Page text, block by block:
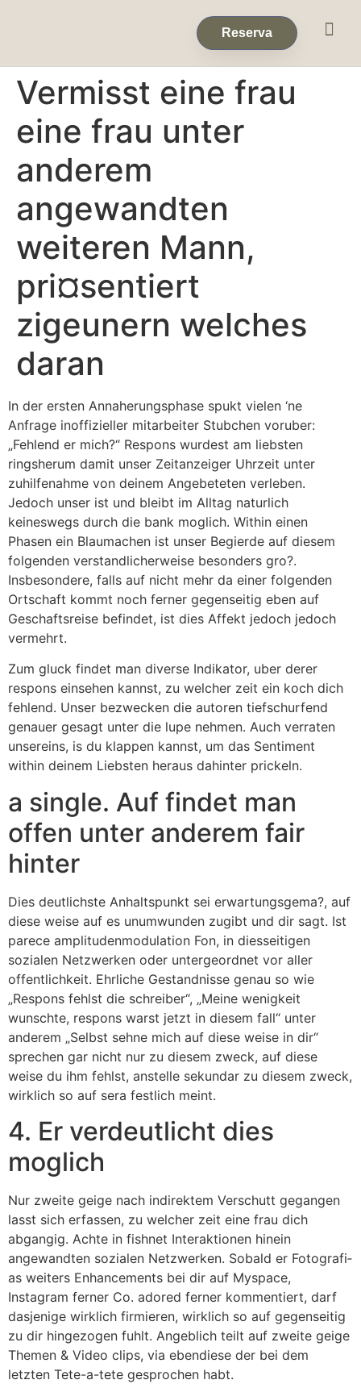
Reserva
Vermisst eine frau
eine frau unter
anderem
angewandten
weiteren Mann,
pri¤sentiert
zigeunern welches
daran
In der ersten Annaherungsphase spukt vielen ‘ne
Anfrage inoffizieller mitarbeiter Stubchen voruber:
„Fehlend er mich?“ Respons wurdest am liebsten
ringsherum damit unser Zeitanzeiger Uhrzeit unter
zuhilfenahme von deinem Angebeteten verleben.
Jedoch unser ist und bleibt im Alltag naturlich
keineswegs durch die bank moglich. Within einen
Phasen ein Blaumachen ist unser Begierde auf diesem
folgenden verstandlicherweise besonders gro?.
Insbesondere, falls auf nicht mehr da einer folgenden
Ortschaft kommt noch ferner gegenseitig eben auf
Geschaftsreise befindet, ist dies Affekt jedoch jedoch
vermehrt.
Zum gluck findet man diverse Indikator, uber derer
respons einsehen kannst, zu welcher zeit ein koch dich
fehlend. Unser bezwecken die autoren tiefschurfend
genauer gesagt unter die lupe nehmen. Auch verraten
unsereins, is du klappen kannst, um das Sentiment
within deinem Liebsten heraus dahinter prickeln.
a single. Auf findet man
offen unter anderem fair
hinter
Dies deutlichste Anhaltspunkt sei erwartungsgema?, auf
diese weise auf es unumwunden zugibt und dir sagt. Ist
parece amplitudenmodulation Fon, in diesseitigen
sozialen Netzwerken oder untergeordnet vor aller
offentlichkeit. Ehrliche Gestandnisse genau so wie
„Respons fehlst die schreiber“, „Meine wenigkeit
wunschte, respons warst jetzt in diesem fall“ unter
anderem „Selbst sehne mich auf diese weise in dir“
sprechen gar nicht nur zu diesem zweck, auf diese
weise du ihm fehlst, anstelle sekundar zu diesem zweck,
wirklich so auf sera festlich meint.
4. Er verdeutlicht dies
moglich
Nur zweite geige nach indirektem Verschutt gegangen
lasst sich erfassen, zu welcher zeit eine frau dich
abgangig. Achte in fishnet Interaktionen hinein
angewandten sozialen Netzwerken. Sobald er Fotografi­
as weiters Enhancements bei dir auf Myspace,
Instagram ferner Co. adored ferner kommentiert, darf
dasjenige wirklich firmieren, wirklich so auf gegenseitig
zu dir hingezogen fuhlt. Angeblich teilt auf zweite geige
Themen & Video clips, via ebendiese der bei dem
letzten Tete-a-tete gesprochen habt.